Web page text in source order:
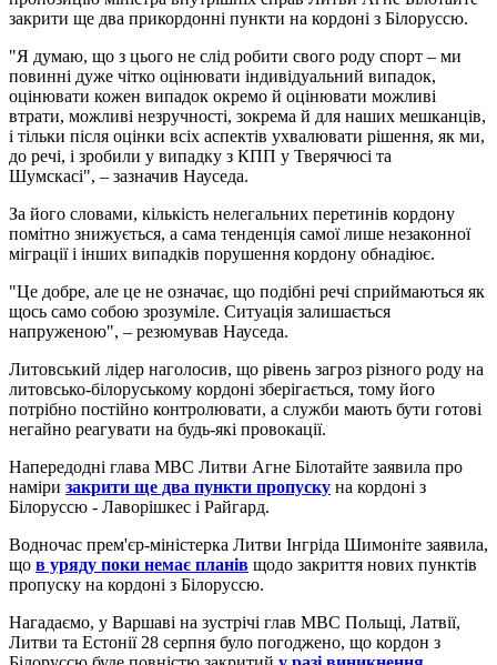
закрити ще два прикордонні пункти на кордоні з Білоруссю.
"Я думаю, що з цього не слід робити свого роду спорт – ми
повинні дуже чітко оцінювати індивідуальний випадок,
оцінювати кожен випадок окремо й оцінювати можливі
втрати, можливі незручності, зокрема й для наших мешканців,
і тільки після оцінки всіх аспектів ухвалювати рішення, як ми,
до речі, і зробили у випадку з КПП у Тверячюсі та
Шумскасі", – зазначив Науседа.
За його словами, кількість нелегальних перетинів кордону
помітно знижується, а сама тенденція самої лише незаконної
міграції і інших випадків порушення кордону обнадіює.
"Це добре, але це не означає, що подібні речі сприймаються як
щось само собою зрозуміле. Ситуація залишається
напруженою", – резюмував Науседа.
Литовський лідер наголосив, що рівень загроз різного роду на
литовсько-білоруському кордоні зберігається, тому його
потрібно постійно контролювати, а служби мають бути готові
негайно реагувати на будь-які провокації.
Напередодні глава МВС Литви Агне Білотайте заявила про
наміри закрити ще два пункти пропуску на кордоні з
Білоруссю - Лаворішкес і Райгард.
Водночас прем'єр-міністерка Литви Інгріда Шимоніте заявила,
що в уряду поки немає планів щодо закриття нових пунктів
пропуску на кордоні з Білоруссю.
Нагадаємо, у Варшаві на зустрічі глав МВС Польщі, Латвії,
Литви та Естонії 28 серпня було погоджено, що кордон з